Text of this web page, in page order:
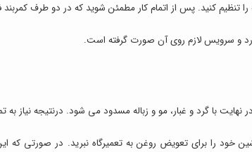
را تنظیم کنید. پس از اتمام کار مطمئن شوید که در دو طرف
و سرویس لازم روی آن صورت گرفته است.
با گرد و غبار، مو و زباله مسدود می شود. درنتیجه نیاز به
خود را برای تعویض روغن به تعمیرگاه نبرید. در صورتی